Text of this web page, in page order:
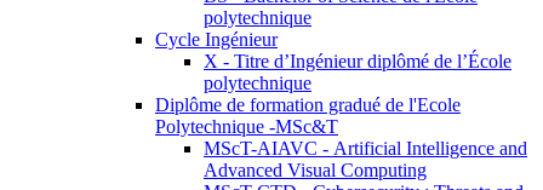
polytechnique
Cycle Ingénieur
X - Titre d’Ingénieur diplômé de l’École
polytechnique
Diplôme de formation gradué de l'Ecole
Polytechnique -MSc&T
MScT-AIAVC - Artificial Intelligence and
Advanced Visual Computing